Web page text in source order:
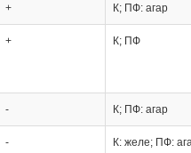
+ К; ПФ: агар
+ К; ПФ
- К; ПФ: агар
- К: желе; ПФ: